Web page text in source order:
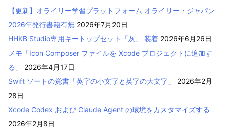
【更新】オライリー学習プラットフォーム オライリー・ジャパン
2026年発行書籍有無 2026年7月20日
HHKB Studio専用キートップセット「灰」 装着 2026年6月26日
メモ「Icon Composer ファイルを Xcode プロジェクトに追加す
る」
2026年4月17日
Swift ソートの覚書「英字の小文字と英字の大文字」
2026年2月
28日
Xcode Codex および Claude Agent の環境をカスタマイズする
2026年2月8日